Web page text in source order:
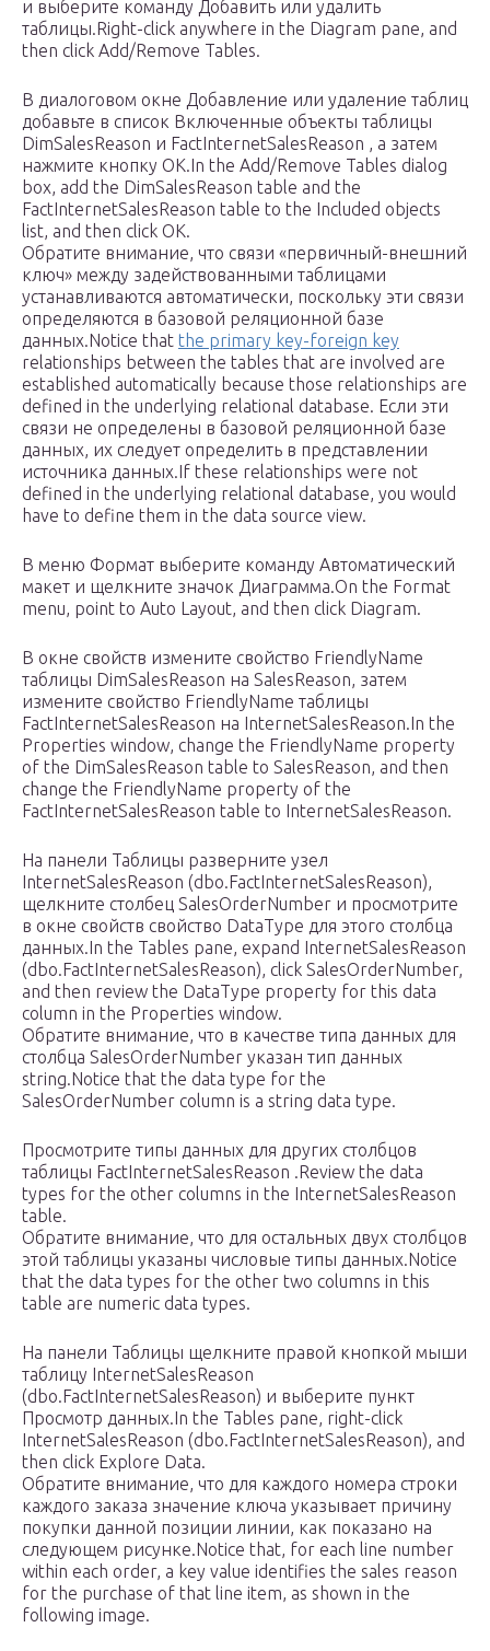
и выберите команду Добавить или удалить
таблицы.Right-click anywhere in the Diagram pane, and
then click Add/Remove Tables.
В диалоговом окне Добавление или удаление таблиц
добавьте в список Включенные объекты таблицы
DimSalesReason и FactInternetSalesReason , а затем
нажмите кнопку ОК.In the Add/Remove Tables dialog
box, add the DimSalesReason table and the
FactInternetSalesReason table to the Included objects
list, and then click OK.
Обратите внимание, что связи «первичный-внешний
ключ» между задействованными таблицами
устанавливаются автоматически, поскольку эти связи
определяются в базовой реляционной базе
данных.Notice that the primary key-foreign key
relationships between the tables that are involved are
established automatically because those relationships are
defined in the underlying relational database. Если эти
связи не определены в базовой реляционной базе
данных, их следует определить в представлении
источника данных.If these relationships were not
defined in the underlying relational database, you would
have to define them in the data source view.
В меню Формат выберите команду Автоматический
макет и щелкните значок Диаграмма.On the Format
menu, point to Auto Layout, and then click Diagram.
В окне свойств измените свойство FriendlyName
таблицы DimSalesReason на SalesReason, затем
измените свойство FriendlyName таблицы
FactInternetSalesReason на InternetSalesReason.In the
Properties window, change the FriendlyName property
of the DimSalesReason table to SalesReason, and then
change the FriendlyName property of the
FactInternetSalesReason table to InternetSalesReason.
На панели Таблицы разверните узел
InternetSalesReason (dbo.FactInternetSalesReason),
щелкните столбец SalesOrderNumber и просмотрите
в окне свойств свойство DataType для этого столбца
данных.In the Tables pane, expand InternetSalesReason
(dbo.FactInternetSalesReason), click SalesOrderNumber,
and then review the DataType property for this data
column in the Properties window.
Обратите внимание, что в качестве типа данных для
столбца SalesOrderNumber указан тип данных
string.Notice that the data type for the
SalesOrderNumber column is a string data type.
Просмотрите типы данных для других столбцов
таблицы FactInternetSalesReason .Review the data
types for the other columns in the InternetSalesReason
table.
Обратите внимание, что для остальных двух столбцов
этой таблицы указаны числовые типы данных.Notice
that the data types for the other two columns in this
table are numeric data types.
На панели Таблицы щелкните правой кнопкой мыши
таблицу InternetSalesReason
(dbo.FactInternetSalesReason) и выберите пункт
Просмотр данных.In the Tables pane, right-click
InternetSalesReason (dbo.FactInternetSalesReason), and
then click Explore Data.
Обратите внимание, что для каждого номера строки
каждого заказа значение ключа указывает причину
покупки данной позиции линии, как показано на
следующем рисунке.Notice that, for each line number
within each order, a key value identifies the sales reason
for the purchase of that line item, as shown in the
following image.